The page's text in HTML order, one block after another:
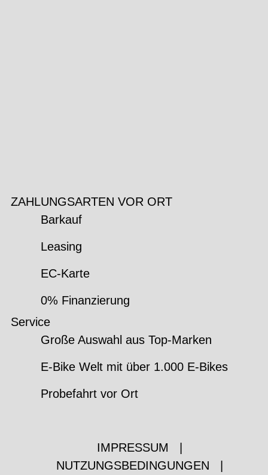
ZAHLUNGSARTEN VOR ORT
Barkauf
Leasing
EC-Karte
0% Finanzierung
Service
Große Auswahl aus Top-Marken
E-Bike Welt mit über 1.000 E-Bikes
Probefahrt vor Ort
IMPRESSUM
NUTZUNGSBEDINGUNGEN